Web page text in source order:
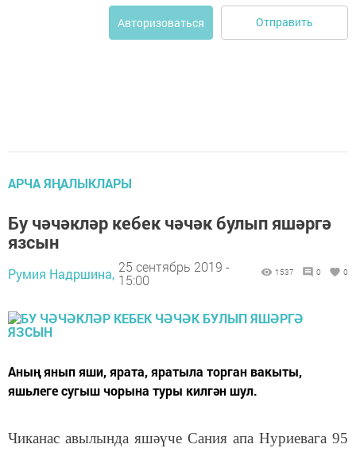
Авторизоваться Отправить
АРЧА ЯҢАЛЫКЛАРЫ
Бу чәчәкләр кебек чәчәк булып яшәргә
язсын
Румия Надршина, 25 сентябрь 2019 -
15:00
1537 0 0
Аның янып яши, ярата, яратыла торган вакыты,
яшьлеге сугыш чорына туры килгән шул.
Чиканас авылында яшәүче Сания апа Нуриевага 95